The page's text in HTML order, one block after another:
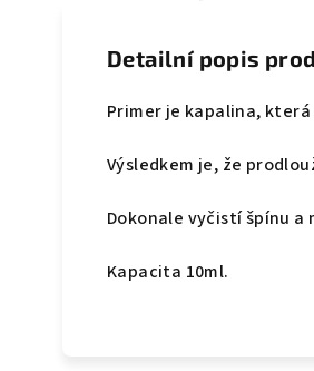
Detailní popis
Primer je kapalina,
Výsledkem je, že
Dokonale vyčistí špínu a
Kapacita 10ml.